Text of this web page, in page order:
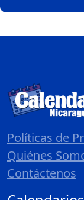
Políticas de
Quiénes
Contáctenos